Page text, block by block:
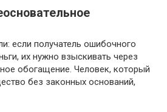
если получатель ошибочного
их нужно взыскивать через
обогащение. Человек, который
без законных оснований,